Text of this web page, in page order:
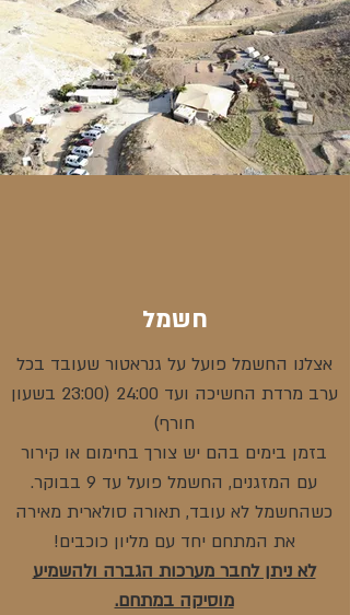
חשמל
אצלנו החשמל פועל על גנראטור שעובד בכל
ערב מרדת החשיכה ועד 24:00 (23:00 בשעון
חורף)
בזמן בימים בהם יש צורך בחימום או קירור
עם המזגנים, החשמל פועל עד 9 בבוקר.
כשהחשמל לא עובד, תאורה סולארית מאירה
את המתחם יחד עם מליון כוכבים!
לא ניתן לחבר מערכות הגברה ולהשמיע
מוסיקה במתחם.